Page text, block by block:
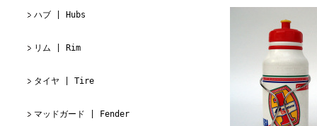
ハブ | Hubs
リム | Rim
タイヤ | Tire
マッドガード | Fender